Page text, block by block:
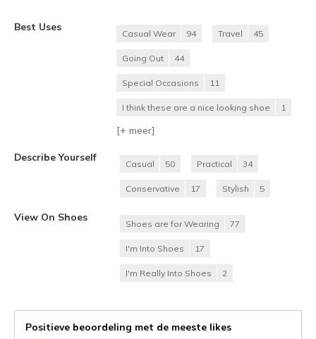
Best Uses
Casual Wear 94 Travel 45
Going Out 44
Special Occasions 11
I think these are a nice looking shoe 1
[+ meer]
Describe Yourself
Casual 50 Practical 34
Conservative 17 Stylish 5
View On Shoes
Shoes are for Wearing 77
I'm Into Shoes 17
I'm Really Into Shoes 2
Positieve beoordeling met de meeste likes